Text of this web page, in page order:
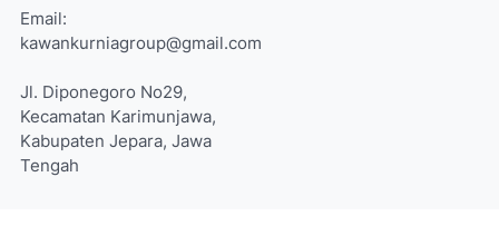
Email:
kawankurniagroup@gmail.com
Jl. Diponegoro No29,
Kecamatan Karimunjawa,
Kabupaten Jepara, Jawa
Tengah